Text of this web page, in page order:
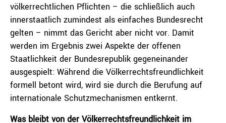
völkerrechtlichen Pflichten – die schließlich auch
innerstaatlich zumindest als einfaches Bundesrecht
gelten – nimmt das Gericht aber nicht vor. Damit
werden im Ergebnis zwei Aspekte der offenen
Staatlichkeit der Bundesrepublik gegeneinander
ausgespielt: Während die Völkerrechtsfreundlichkeit
formell betont wird, wird sie durch die Berufung auf
internationale Schutzmechanismen entkernt.
Was bleibt von der Völkerrechtsfreundlichkeit im